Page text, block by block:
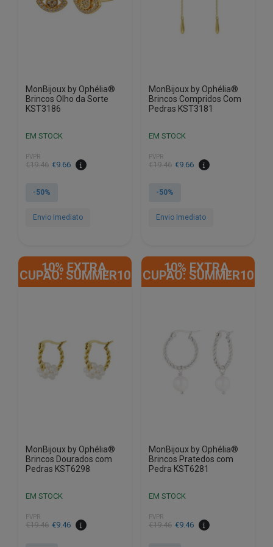
MonBijoux by Ophélia®
Brincos Olho da Sorte
KST3186
EM STOCK
PVPR
€19.46
O
original
€19.46.
€9.66
O
atual
€9.66.
-50%
Envio Imediato
MonBijoux by Ophélia®
Brincos Compridos Com
Pedras KST3181
EM STOCK
PVPR
€19.46
O
original
€19.46.
€9.66
O
atual
€9.66.
-50%
Envio Imediato
10% EXTRA,
CUPÃO: SUMMER10
MonBijoux by Ophélia®
Brincos Dourados com
Pedras KST6298
EM STOCK
PVPR
€19.46
O
€9.46
O
10% EXTRA,
CUPÃO: SUMMER10
MonBijoux by Ophélia®
Brincos Pratedos com
Pedra KST6281
EM STOCK
PVPR
€19.46
O
€9.46
O